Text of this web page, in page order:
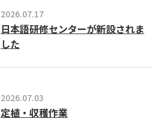
2026.07.17
日本語研修センターが新設されま
した
2026.07.03
定植・収穫作業